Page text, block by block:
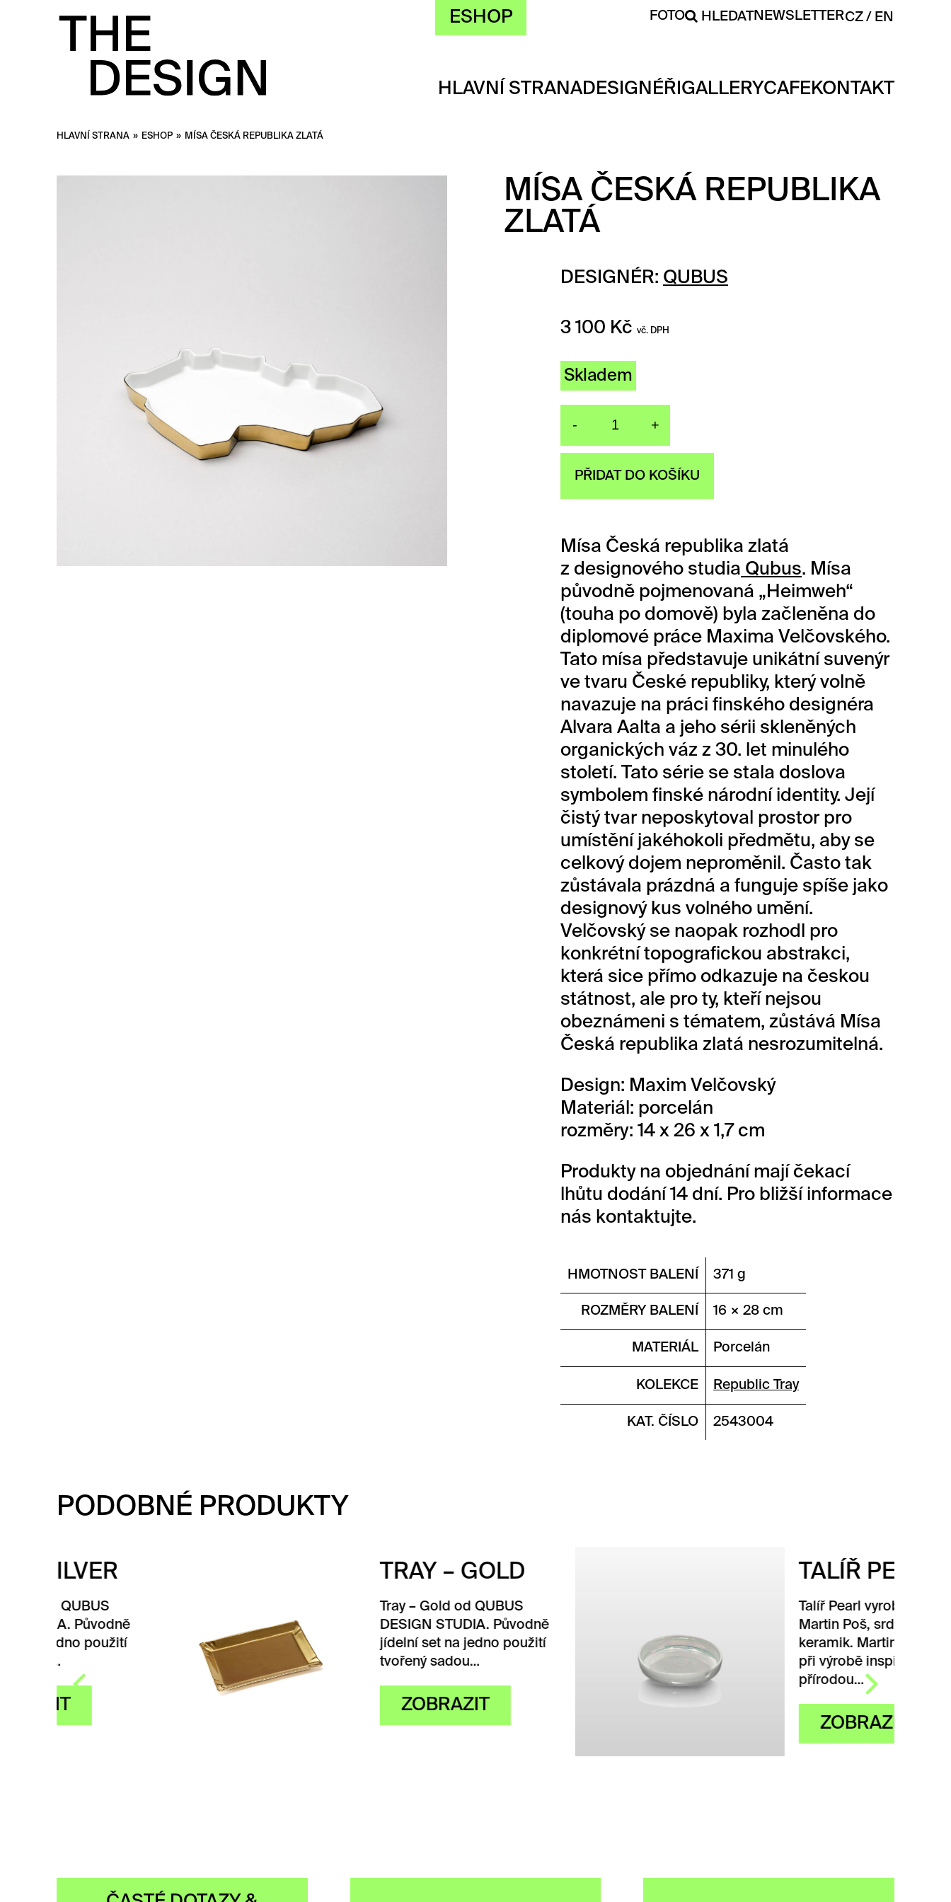
ESHOP FOTO HLEDATNEWSLETTERCZ EN
HLAVNÍ STRANADESIGNÉŘIGALLERYCAFEKONTAKT
HLAVNÍ STRANA » ESHOP » MÍSA ČESKÁ REPUBLIKA ZLATÁ
MÍSA ČESKÁ REPUBLIKA
ZLATÁ
DESIGNÉR: QUBUS
3 100 Kč vč. DPH
Skladem
Mísa Česká republika zlatá množství
- +
PŘIDAT DO KOŠÍKU
Mísa Česká republika zlatá
z designového studia Qubus. Mísa
původně pojmenovaná „Heimweh“
(touha po domově) byla začleněna do
diplomové práce Maxima Velčovského.
Tato mísa představuje unikátní suvenýr
ve tvaru České republiky, který volně
navazuje na práci finského designéra
Alvara Aalta a jeho sérii skleněných
organických váz z 30. let minulého
století. Tato série se stala doslova
symbolem finské národní identity. Její
čistý tvar neposkytoval prostor pro
umístění jakéhokoli předmětu, aby se
celkový dojem neproměnil. Často tak
zůstávala prázdná a funguje spíše jako
designový kus volného umění.
Velčovský se naopak rozhodl pro
konkrétní topografickou abstrakci,
která sice přímo odkazuje na českou
státnost, ale pro ty, kteří nejsou
obeznámeni s tématem, zůstává Mísa
Česká republika zlatá nesrozumitelná.
Design: Maxim Velčovský
Materiál: porcelán
rozměry: 14 x 26 x 1,7 cm
Produkty na objednání mají čekací
lhůtu dodání 14 dní. Pro bližší informace
nás kontaktujte.
HMOTNOST BALENÍ 371 g
ROZMĚRY BALENÍ 16 × 28 cm
MATERIÁL Porcelán
KOLEKCE Republic Tray
KAT. ČÍSLO 2543004
PODOBNÉ PRODUKTY
TRAY – GOLD
Tray – Gold od QUBUS
DESIGN STUDIA. Původně
jídelní set na jedno použití
tvořený sadou…
TALÍŘ PEARL
Talíř Pearl vyrobil ručně
Martin Poš, srdcem i duší
keramik. Martin Poš se
při výrobě inspiroval
přírodou…